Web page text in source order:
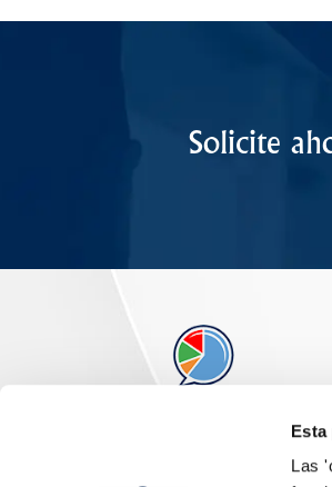
Esta
Las
Solicite
Consultoría orientada a